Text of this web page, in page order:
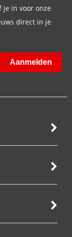
je in voor onze
direct in je